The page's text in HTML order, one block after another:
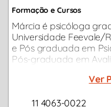
Formação e Cursos
Márcia é psicóloga
Universidade Feevale/
e Pós graduada em
Pós-graduada em
Unyleya de Brasilia DF.
Ver
11 4063-0022